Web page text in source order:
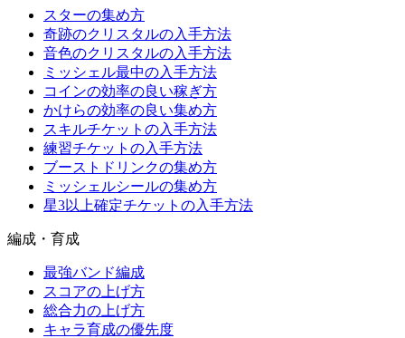
スターの集め方
奇跡のクリスタルの入手方法
音色のクリスタルの入手方法
ミッシェル最中の入手方法
コインの効率の良い稼ぎ方
かけらの効率の良い集め方
スキルチケットの入手方法
練習チケットの入手方法
ブーストドリンクの集め方
ミッシェルシールの集め方
星3以上確定チケットの入手方法
編成・育成
最強バンド編成
スコアの上げ方
総合力の上げ方
キャラ育成の優先度